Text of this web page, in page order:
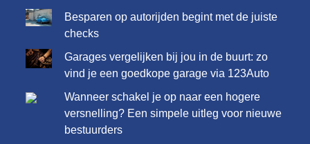
Besparen op autorijden begint met de juiste
checks
Garages vergelijken bij jou in de buurt: zo
vind je een goedkope garage via 123Auto
Wanneer schakel je op naar een hogere
versnelling? Een simpele uitleg voor nieuwe
bestuurders